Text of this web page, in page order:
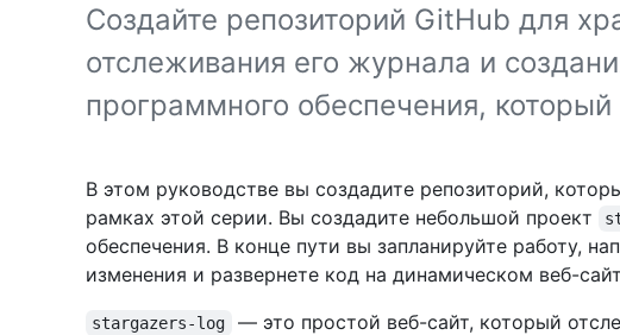
Создайте репозиторий GitHub для
отслеживания его журнала и
программного обеспечения,
В этом руководстве вы создадите репозиторий,
рамках этой серии. Вы создадите небольшой проект
обеспечения. В конце пути вы запланируйте работу,
изменения и развернете код на динамическом веб-
stargazers-log
— это простой веб-сайт, который